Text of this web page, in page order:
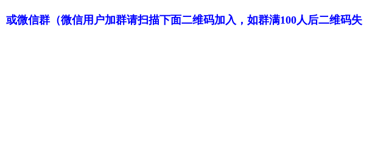
或微信群（微信用户加群请扫描下面二维码加入，如群满100人后二维码失